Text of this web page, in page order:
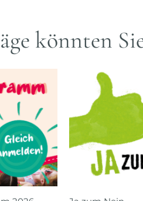
könnten